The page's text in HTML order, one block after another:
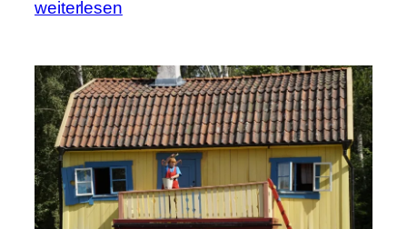
weiterlesen